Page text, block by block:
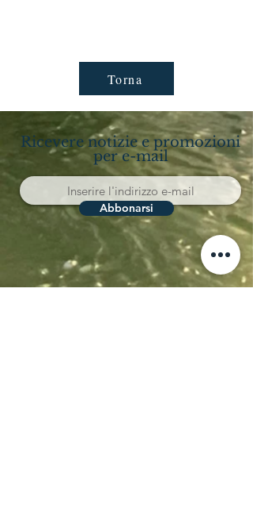
Torna
Ricevere notizie e promozioni
per e-mail
Abbonarsi